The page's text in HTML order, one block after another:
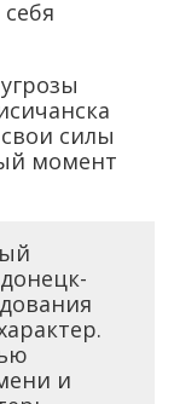
силы
момент
и